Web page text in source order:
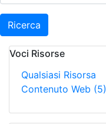
Ricerca
Voci Risorse
Qualsiasi Risorsa
Contenuto Web (5)